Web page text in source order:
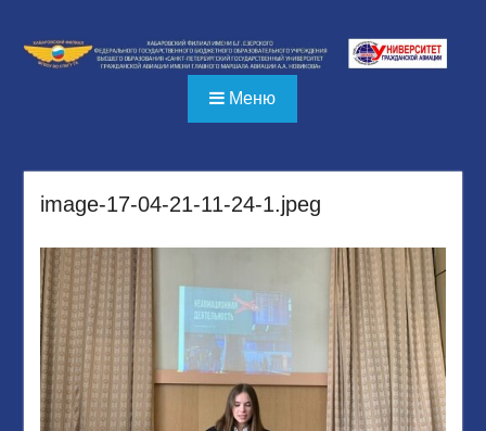
содержимому
Меню
image-17-04-21-11-24-1.jpeg